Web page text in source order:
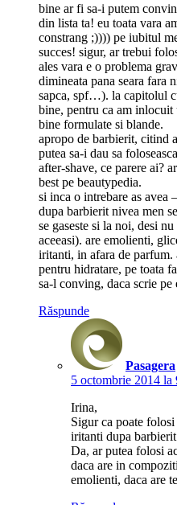
bine ar fi sa-i putem
din lista ta! eu toata vara
constrang ;)))) pe iubitul
succes! sigur, ar trebui
ales vara e o problema
dimineata pana seara fara
sapca, spf…). la capitolul
bine, pentru ca am inlocuit
bine formulate si blande.
apropo de barbierit, citind
putea sa-i dau sa
after-shave, ce parere ai?
best pe beautypedia.
si inca o intrebare as avea
dupa barbierit nivea men
se gaseste si la noi, desi
aceeasi). are emolienti,
iritanti, in afara de parfum.
pentru hidratare, pe toata
sa-l conving, daca scrie
Răspunde
Pasagera
5 octombrie 2014
Irina,
Sigur ca poate
iritanti dupa
Da, ar putea folosi
daca are in
emolienti, daca are